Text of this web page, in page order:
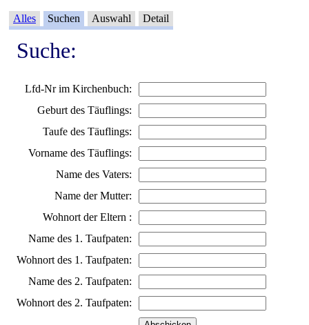
Alles Suchen Auswahl Detail
Suche:
Lfd-Nr im Kirchenbuch:
Geburt des Täuflings:
Taufe des Täuflings:
Vorname des Täuflings:
Name des Vaters:
Name der Mutter:
Wohnort der Eltern :
Name des 1. Taufpaten:
Wohnort des 1. Taufpaten:
Name des 2. Taufpaten:
Wohnort des 2. Taufpaten: